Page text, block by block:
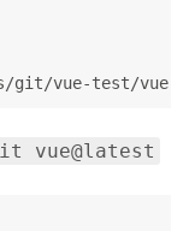
git/vue-test/vue-
vue@latest